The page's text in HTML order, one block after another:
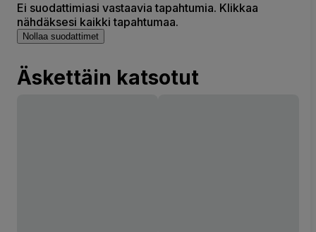
Ei suodattimiasi vastaavia tapahtumia. Klikkaa
nähdäksesi kaikki tapahtumaa.
Nollaa suodattimet
Äskettäin katsotut